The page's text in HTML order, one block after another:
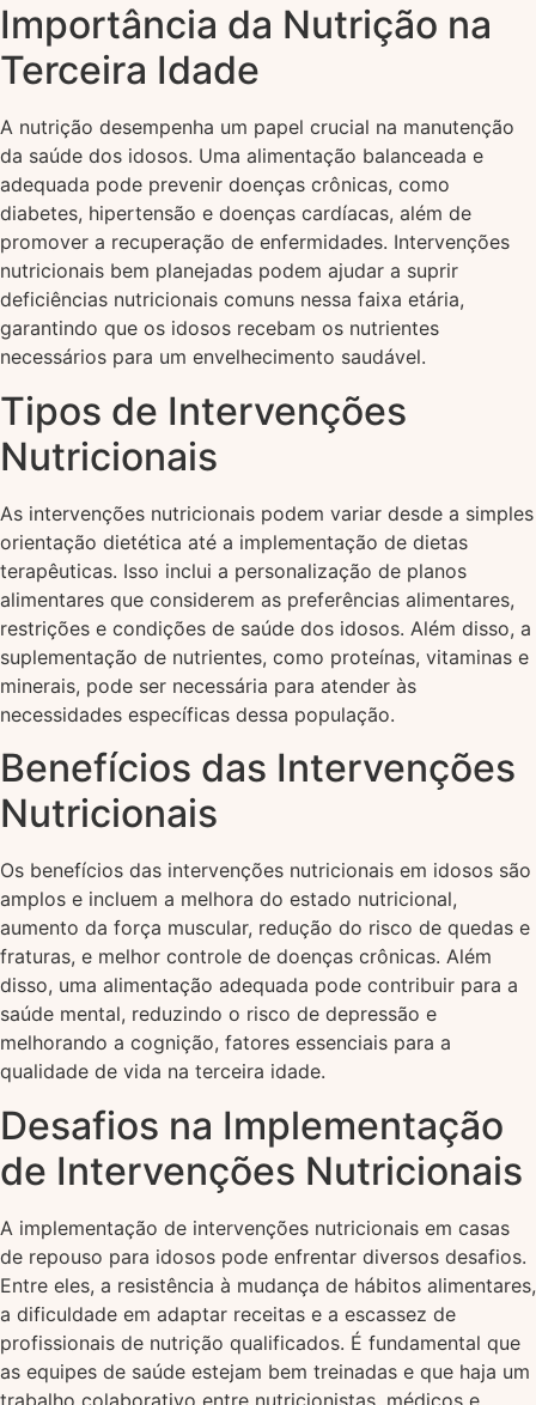
Importância da Nutrição na
Terceira Idade
A nutrição desempenha um papel crucial na manutenção
da saúde dos idosos. Uma alimentação balanceada e
adequada pode prevenir doenças crônicas, como
diabetes, hipertensão e doenças cardíacas, além de
promover a recuperação de enfermidades. Intervenções
nutricionais bem planejadas podem ajudar a suprir
deficiências nutricionais comuns nessa faixa etária,
garantindo que os idosos recebam os nutrientes
necessários para um envelhecimento saudável.
Tipos de Intervenções
Nutricionais
As intervenções nutricionais podem variar desde a simples
orientação dietética até a implementação de dietas
terapêuticas. Isso inclui a personalização de planos
alimentares que considerem as preferências alimentares,
restrições e condições de saúde dos idosos. Além disso, a
suplementação de nutrientes, como proteínas, vitaminas e
minerais, pode ser necessária para atender às
necessidades específicas dessa população.
Benefícios das Intervenções
Nutricionais
Os benefícios das intervenções nutricionais em idosos são
amplos e incluem a melhora do estado nutricional,
aumento da força muscular, redução do risco de quedas e
fraturas, e melhor controle de doenças crônicas. Além
disso, uma alimentação adequada pode contribuir para a
saúde mental, reduzindo o risco de depressão e
melhorando a cognição, fatores essenciais para a
qualidade de vida na terceira idade.
Desafios na Implementação
de Intervenções Nutricionais
A implementação de intervenções nutricionais em casas
de repouso para idosos pode enfrentar diversos desafios.
Entre eles, a resistência à mudança de hábitos alimentares,
a dificuldade em adaptar receitas e a escassez de
profissionais de nutrição qualificados. É fundamental que
as equipes de saúde estejam bem treinadas e que haja um
trabalho colaborativo entre nutricionistas, médicos e